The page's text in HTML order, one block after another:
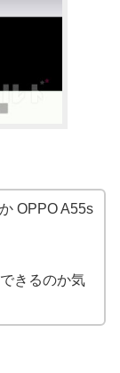
OPPO A55s
きるのか気